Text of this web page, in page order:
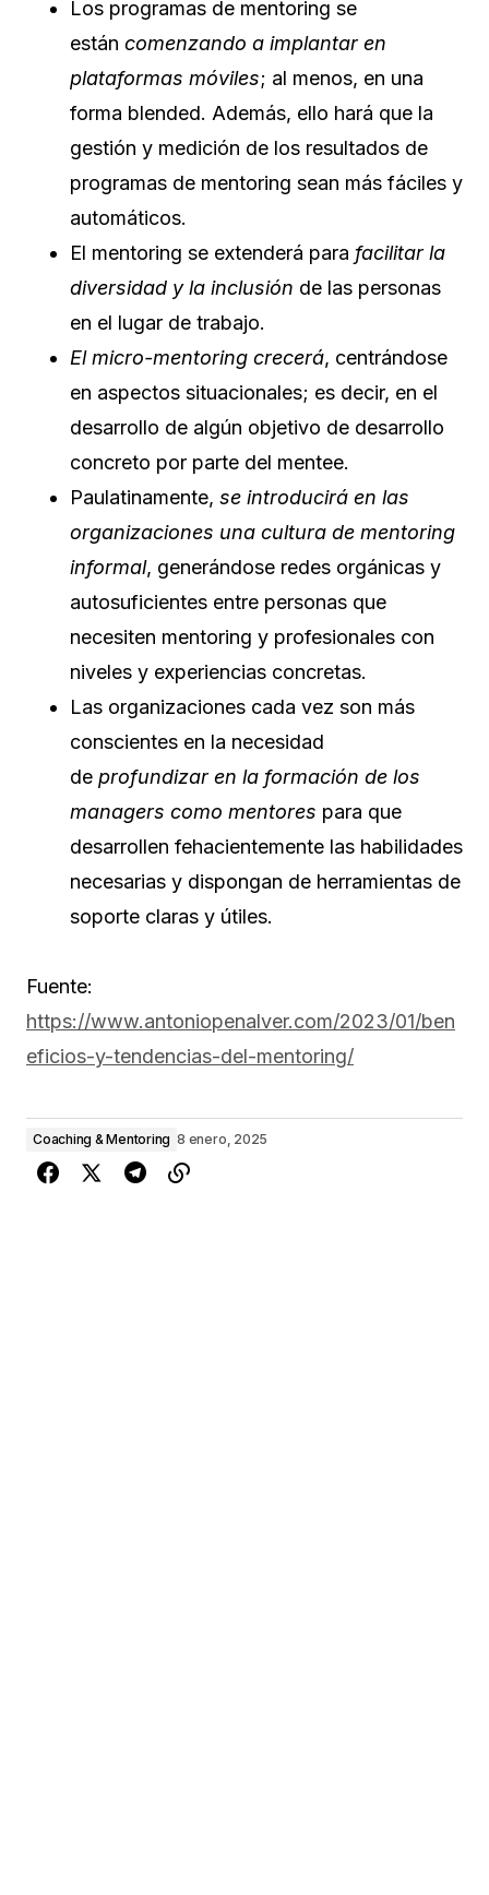
Los programas de mentoring se
están comenzando a implantar en
plataformas móviles; al menos, en una
forma blended. Además, ello hará que la
gestión y medición de los resultados de
programas de mentoring sean más fáciles y
automáticos.
El mentoring se extenderá para facilitar la
diversidad y la inclusión de las personas
en el lugar de trabajo.
El micro-mentoring crecerá, centrándose
en aspectos situacionales; es decir, en el
desarrollo de algún objetivo de desarrollo
concreto por parte del mentee.
Paulatinamente, se introducirá en las
organizaciones una cultura de mentoring
informal, generándose redes orgánicas y
autosuficientes entre personas que
necesiten mentoring y profesionales con
niveles y experiencias concretas.
Las organizaciones cada vez son más
conscientes en la necesidad
de profundizar en la formación de los
managers como mentores para que
desarrollen fehacientemente las habilidades
necesarias y dispongan de herramientas de
soporte claras y útiles.
Fuente:
https://www.antoniopenalver.com/2023/01/ben
eficios-y-tendencias-del-mentoring/
Coaching & Mentoring 8 enero, 2025